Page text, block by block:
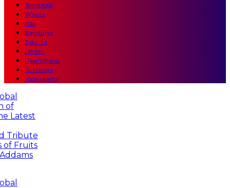
Teknologi
Wisata
Bali
Bandung
Jakarta
Medan
Palembang
Surabaya
Yogyakarta